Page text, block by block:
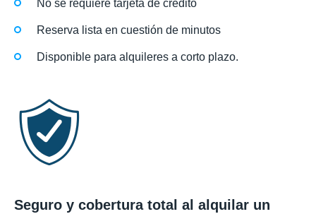
No se requiere tarjeta de crédito
Reserva lista en cuestión de minutos
Disponible para alquileres a corto plazo.
Seguro y cobertura total al alquilar un